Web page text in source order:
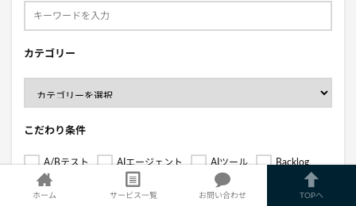
カテゴリー
こだわり条件
A/Bテスト AIエージェント AIツール Backlog
BigQuery b→dash CDP ChatGPT
ホーム サービス一覧 お問い合わせ TOPへ